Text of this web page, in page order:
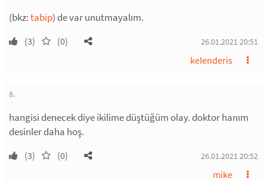
(bkz:tabip) de var unutmayalım.
(3) (0) 26.01.2021 20:51
kelenderis
8.
hangisi denecek diye ikilime düştüğüm olay. doktor hanım
desinler daha hoş.
(3) (0) 26.01.2021 20:52
mike